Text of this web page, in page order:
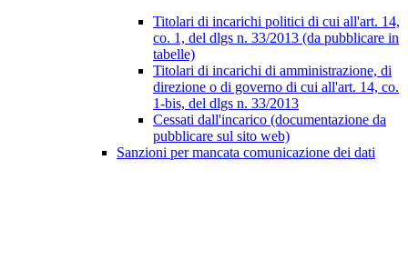
Titolari di incarichi politici di cui all'art. 14,
co. 1, del dlgs n. 33/2013 (da pubblicare in
tabelle)
Titolari di incarichi di amministrazione, di
direzione o di governo di cui all'art. 14, co.
1-bis, del dlgs n. 33/2013
Cessati dall'incarico (documentazione da
pubblicare sul sito web)
Sanzioni per mancata comunicazione dei dati